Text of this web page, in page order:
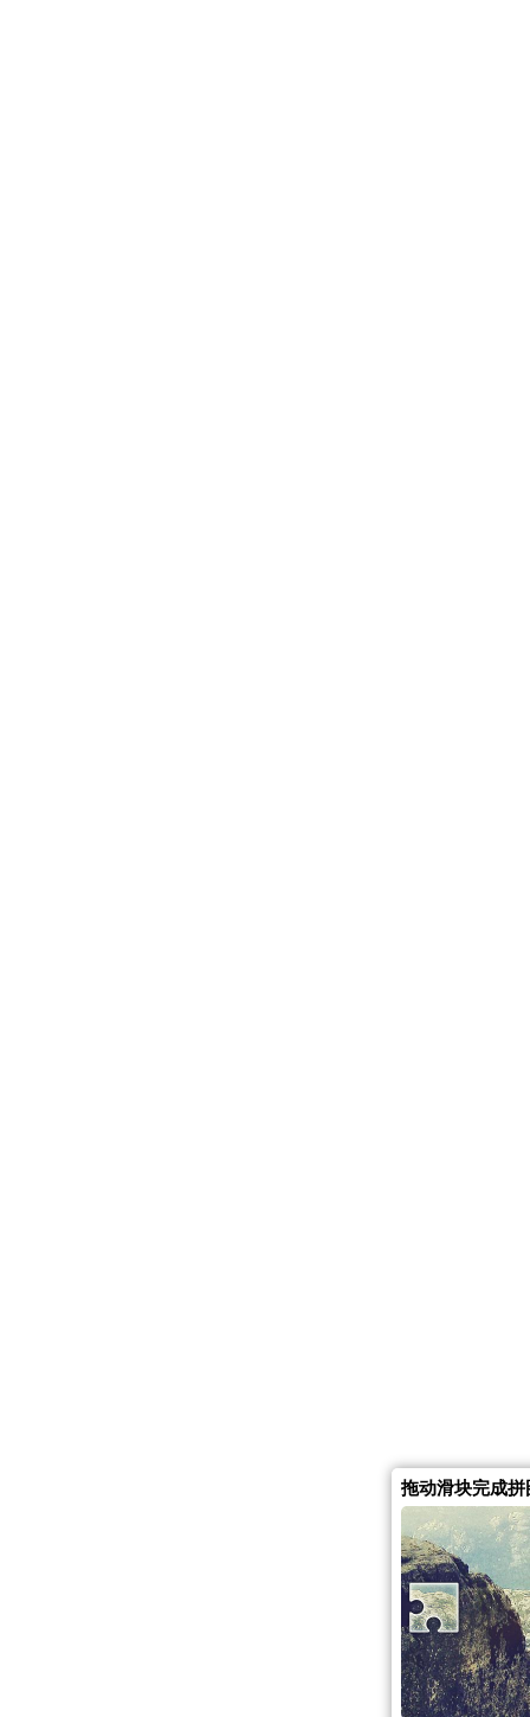
拖动滑块完成拼